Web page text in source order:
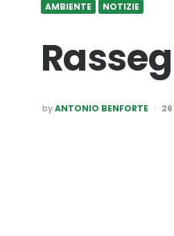
AMBIENTE NOTIZIE
POSTED
BY
by ANTONIO BENFORTE 26